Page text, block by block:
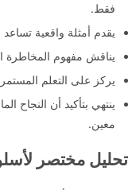
فقط.
يقدم أمثلة واقعية
يناقش مفهوم المخاطرة
يركز على التعلم
ينتهي بتأكيد أن النجاح
معين.
تحليل مختصر